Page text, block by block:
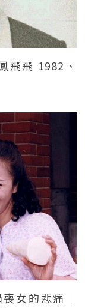
飛飛 1982、
女的悲痛｜